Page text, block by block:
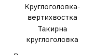
Круглоголовка-
вертихвостка
Такирна
круглоголовка